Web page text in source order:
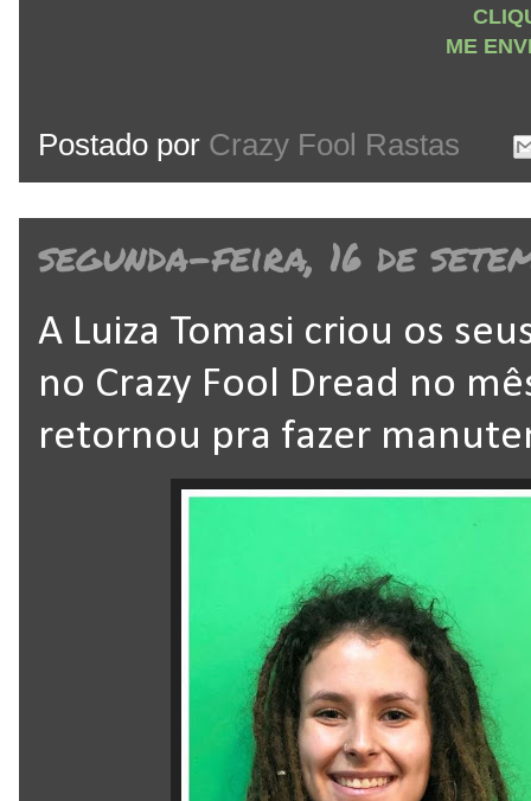
ME
Postado por Crazy Fool Rastas
segunda-feira, 16 de
A Luiza Tomasi criou os
no Crazy Fool Dread no
retornou pra fazer